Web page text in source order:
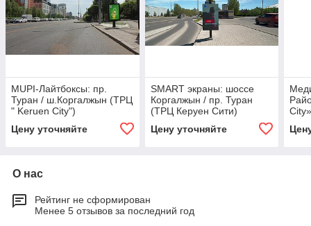
МUPI-Лайтбоксы: пр.
Туран / ш.Коргалжын (ТРЦ
" Keruen City")
Цену уточняйте
SMART экраны: шоссе
Коргалжын / пр. Туран
(ТРЦ Керуен Сити)
Цену уточняйте
О нас
Рейтинг не сформирован
Менее 5 отзывов за последний год